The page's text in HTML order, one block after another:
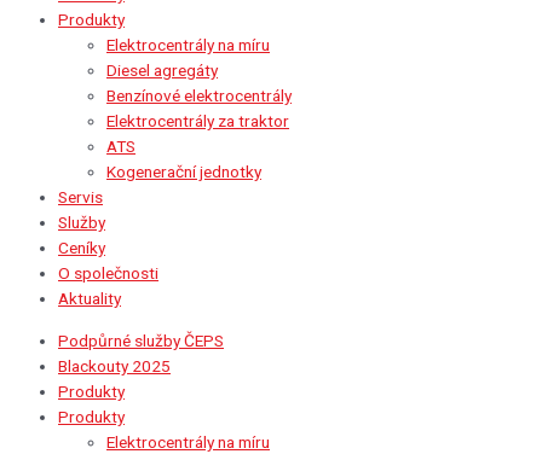
Produkty
Elektrocentrály na míru
Diesel agregáty
Benzínové elektrocentrály
Elektrocentrály za traktor
ATS
Kogenerační jednotky
Servis
Služby
Ceníky
O společnosti
Aktuality
Podpůrné služby ČEPS
Blackouty 2025
Produkty
Produkty
Elektrocentrály na míru